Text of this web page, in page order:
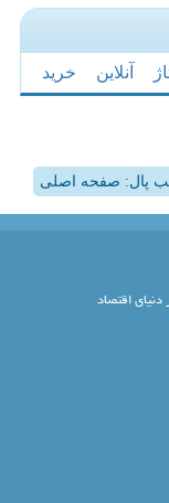
آنلاین خرید
پال: صفحه اصلی
اقتصاد